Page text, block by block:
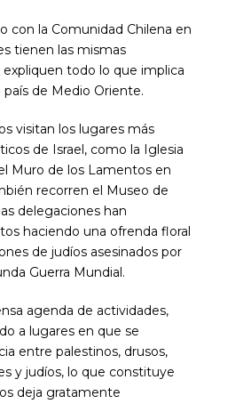
con la Comunidad Chilena en
tienen las mismas
todo lo que implica
de Medio Oriente.
visitan los lugares más
de Israel, como la Iglesia
Muro de los Lamentos en
recorren el Museo de
delegaciones han
haciendo una ofrenda floral
de judíos asesinados por
Guerra Mundial.
agenda de actividades,
a lugares en que se
entre palestinos, drusos,
y judíos, lo que constituye
deja gratamente